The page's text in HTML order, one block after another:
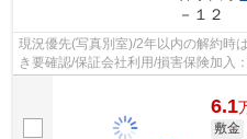
－１２
現況優先(写真別室)/2年以内の解約時
き要確認/保証会社利用/損害保険加入
16,500円/
6.1
敷金